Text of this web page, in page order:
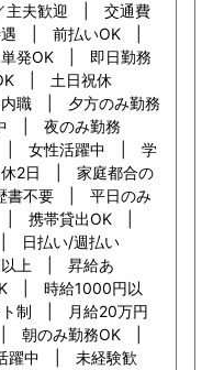
主夫歓迎 | 交通費
遇 | 前払いOK |
発OK | 即日勤務
| 土日祝休
職 | 夕方のみ勤務
| 夜のみ勤務
| 女性活躍中 | 学
2日 | 家庭都合の
書不要 | 平日のみ
| 携帯貸出OK |
日払い/週払い
上 | 昇給あ
| 時給1000円以
制 | 月給20万円
朝のみ勤務OK |
躍中 | 未経験歓